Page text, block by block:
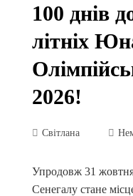
100 днів
літніх
2026!
Світлана
Упродовж 31
Сенегалу стане